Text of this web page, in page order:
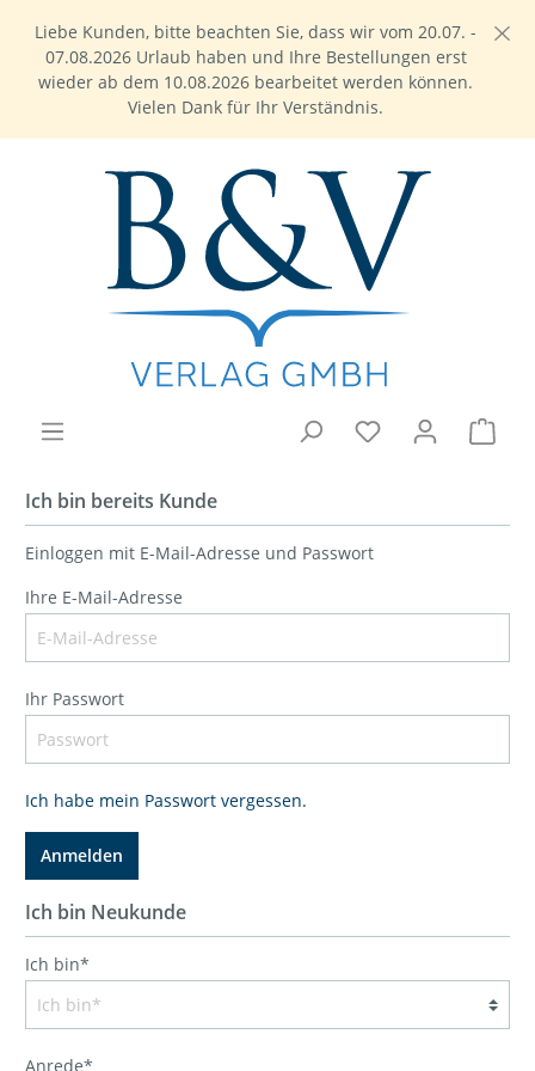
Liebe Kunden, bitte beachten Sie, dass wir vom 20.07. -
07.08.2026 Urlaub haben und Ihre Bestellungen erst
wieder ab dem 10.08.2026 bearbeitet werden können.
Vielen Dank für Ihr Verständnis.
Ich bin bereits Kunde
Einloggen mit E-Mail-Adresse und Passwort
Ihre E-Mail-Adresse
Ihr Passwort
Ich habe mein Passwort vergessen.
Anmelden
Ich bin Neukunde
Ich bin*
Anrede*